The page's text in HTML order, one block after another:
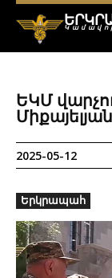
ԵԿՄ
2025-05-12
Երկրապահ